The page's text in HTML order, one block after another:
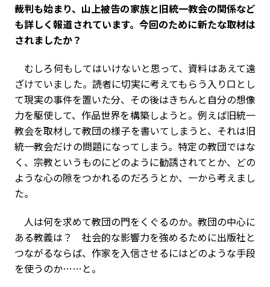
――裁判も始まり、山上被告の家族と旧統一教会の関係など
も詳しく報道されています。今回のために新たな取材は
されましたか？
むしろ何もしてはいけないと思って、資料はあえて遠
ざけていました。読者に切実に考えてもらう入り口とし
て現実の事件を置いた分、その後はきちんと自分の想像
力を駆使して、作品世界を構築しようと。例えば旧統一
教会を取材して教団の様子を書いてしまうと、それは旧
統一教会だけの問題になってしまう。特定の教団ではな
く、宗教というものにどのように勧誘されてとか、どの
ような心の隙をつかれるのだろうとか、一から考えまし
た。
人は何を求めて教団の門をくぐるのか。教団の中心に
ある教義は？ 社会的な影響力を強めるために出版社と
つながるならば、作家を入信させるにはどのような手段
を使うのか……と。